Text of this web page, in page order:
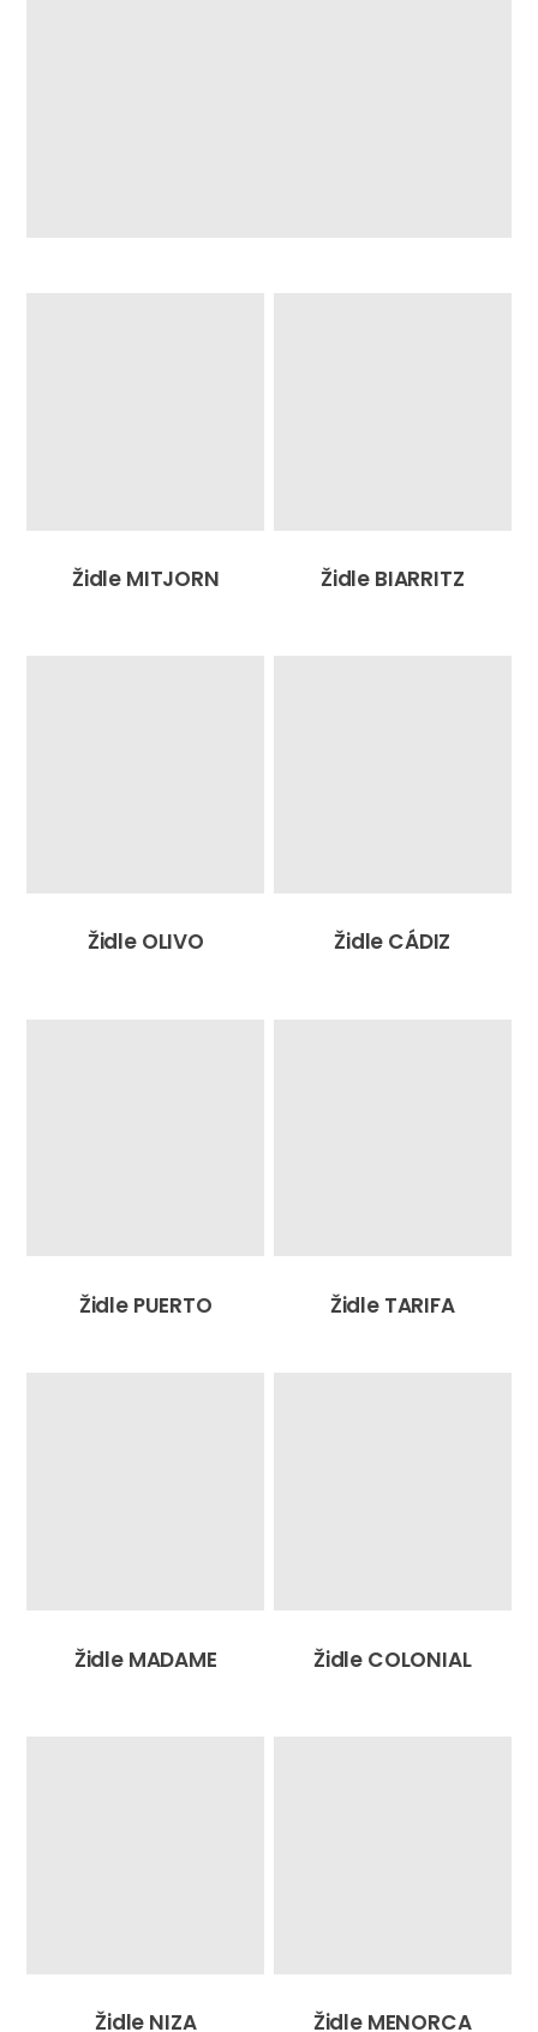
Židle MITJORN Židle BIARRITZ
Židle OLIVO Židle CÁDIZ
Židle PUERTO Židle TARIFA
Židle MADAME Židle COLONIAL
Židle NIZA Židle MENORCA